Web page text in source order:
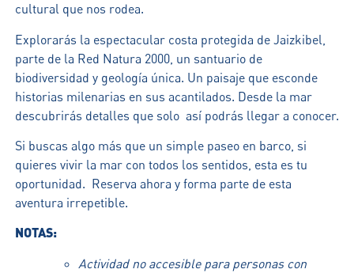
cultural que nos rodea.
Explorarás la espectacular costa protegida de Jaizkibel,
parte de la Red Natura 2000, un santuario de
biodiversidad y geología única. Un paisaje que esconde
historias milenarias en sus acantilados. Desde la mar
descubrirás detalles que solo así podrás llegar a conocer.
Si buscas algo más que un simple paseo en barco, si
quieres vivir la mar con todos los sentidos, esta es tu
oportunidad. Reserva ahora y forma parte de esta
aventura irrepetible.
NOTAS:
Actividad no accesible para personas con